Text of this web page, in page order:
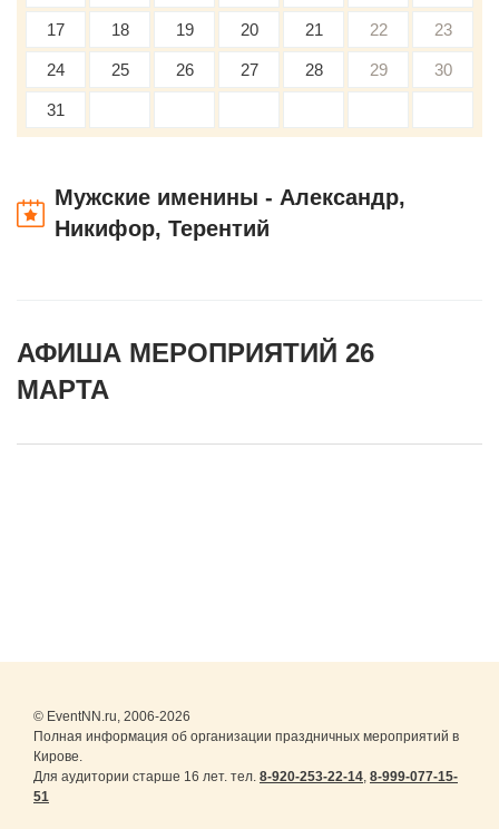
17 18 19 20 21 22 23
24 25 26 27 28 29 30
31
Мужские именины - Александр,
Никифор, Терентий
АФИША МЕРОПРИЯТИЙ 26
МАРТА
© EventNN.ru, 2006-2026
Полная информация об организации праздничных мероприятий в
Кирове.
Для аудитории старше 16 лет. тел. 8-920-253-22-14, 8-999-077-15-
51